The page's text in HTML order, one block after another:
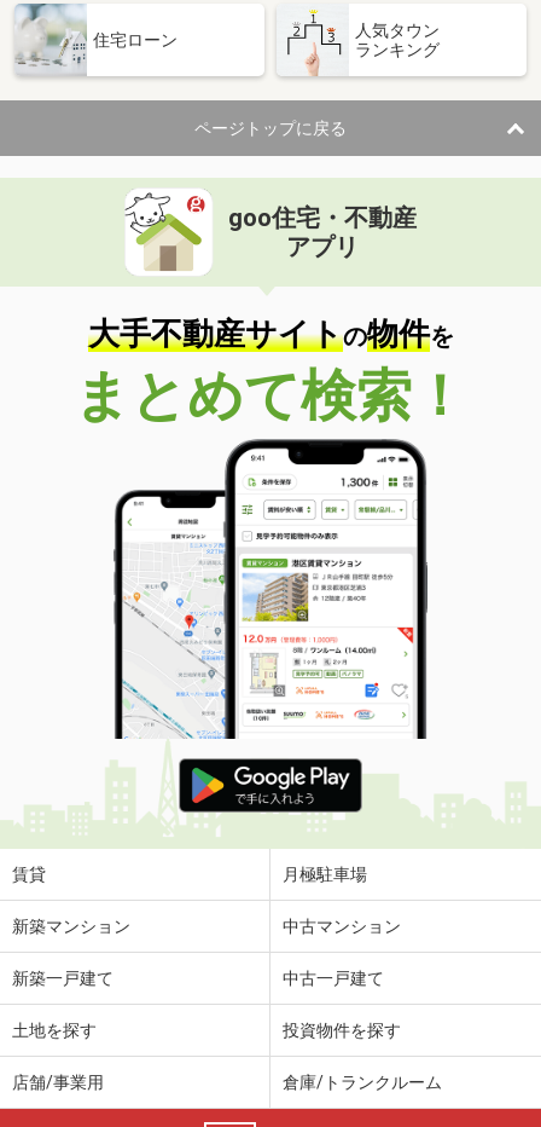
住宅ローン
人気タウン
ランキング
ページトップに戻る
goo住宅・不動産
アプリ
大手不動産サイトの物件を
まとめて検索！
賃貸 月極駐車場
新築マンション 中古マンション
新築一戸建て 中古一戸建て
土地を探す 投資物件を探す
店舗/事業用 倉庫/トランクルーム